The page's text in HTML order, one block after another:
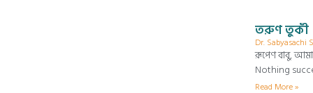
তরুণ তুর্কী
Dr. Sabyasachi
রূপেণ বাবু,
Nothing
Read More »